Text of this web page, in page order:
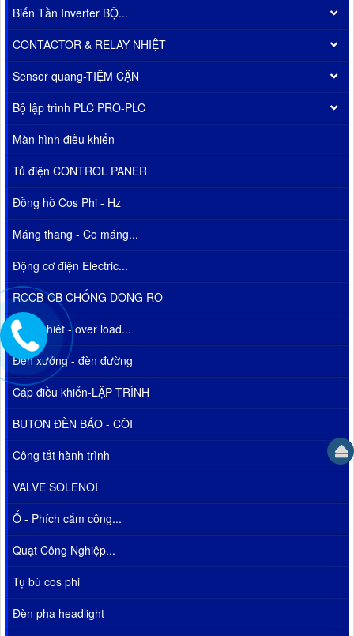
Biến Tần Inverter BỘ...
CONTACTOR & RELAY NHIỆT
Sensor quang-TIỆM CẬN
Bộ lập trình PLC PRO-PLC
Màn hình điều khiển
Tủ điện CONTROL PANER
Đồng hồ Cos Phi - Hz
Máng thang - Co máng...
Động cơ điện Electric...
RCCB-CB CHỐNG DÒNG RÒ
relay nhiêt - over load...
Đèn xưởng - đèn đường
Cáp điều khiển-LẬP TRÌNH
BUTON ĐÈN BÁO - CÒI
Công tắt hành trình
VALVE SOLENOI
Ổ - Phích cắm công...
Quạt Công Nghiệp...
Tụ bù cos phi
Đèn pha headlight